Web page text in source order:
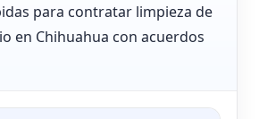
para contratar limpieza de
en Chihuahua con acuerdos